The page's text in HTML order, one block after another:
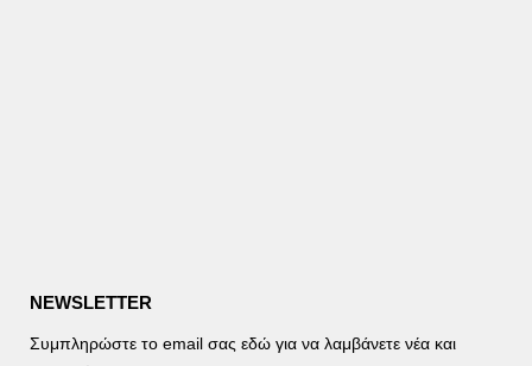
NEWSLETTER
Συμπληρώστε το email σας εδώ για να λαμβάνετε νέα και